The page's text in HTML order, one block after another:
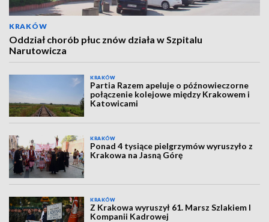
KRAKÓW
Oddział chorób płuc znów działa w Szpitalu
Narutowicza
KRAKÓW
Partia Razem apeluje o późnowieczorne
połączenie kolejowe między Krakowem i
Katowicami
KRAKÓW
Ponad 4 tysiące pielgrzymów wyruszyło z
Krakowa na Jasną Górę
KRAKÓW
Z Krakowa wyruszył 61. Marsz Szlakiem I
Kompanii Kadrowej